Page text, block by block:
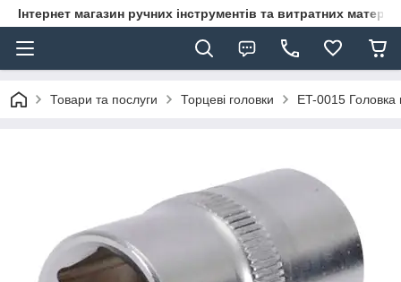
Інтернет магазин ручних інструментів та витратних
Товари та послуги Торцеві головки ET-0015